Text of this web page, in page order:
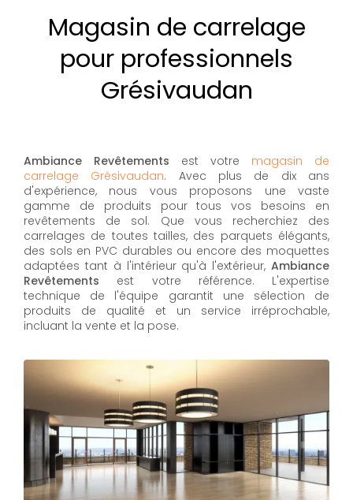
Magasin de carrelage
pour professionnels
Grésivaudan
Ambiance Revêtements est votre magasin de
carrelage Grésivaudan. Avec plus de dix ans
d'expérience, nous vous proposons une vaste
gamme de produits pour tous vos besoins en
revêtements de sol. Que vous recherchiez des
carrelages de toutes tailles, des parquets élégants,
des sols en PVC durables ou encore des moquettes
adaptées tant à l'intérieur qu'à l'extérieur, Ambiance
Revêtements est votre référence. L'expertise
technique de l'équipe garantit une sélection de
produits de qualité et un service irréprochable,
incluant la vente et la pose.